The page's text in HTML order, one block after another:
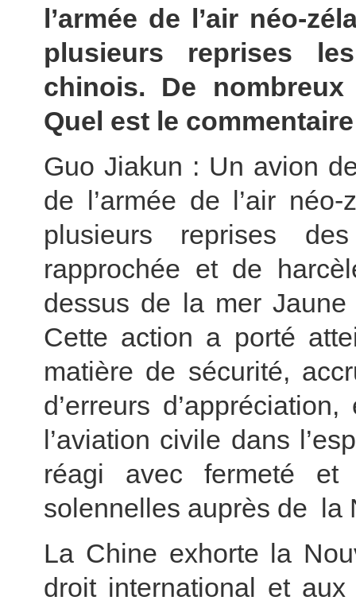
l’armée de l’air néo-
plusieurs reprises
chinois. De
Quel est le
Guo Jiakun : Un avion
de l’armée de l’air
plusieurs reprises
rapprochée et de
dessus de la mer
Cette action a porté
matière de sécurité,
d’erreurs
l’aviation civile dans
réagi avec fermeté et
solennelles auprès de la
La Chine exhorte la
droit international et